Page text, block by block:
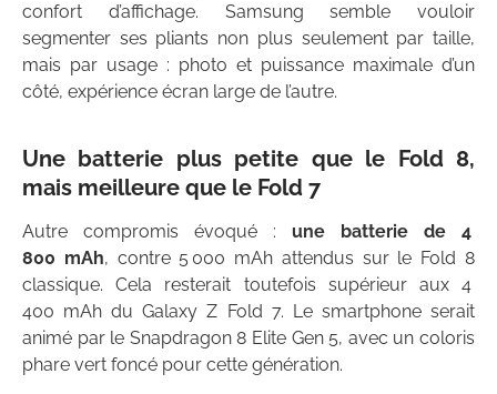
confort d’affichage. Samsung semble vouloir
segmenter ses pliants non plus seulement par taille,
mais par usage : photo et puissance maximale d’un
côté, expérience écran large de l’autre.
Une batterie plus petite que le Fold 8,
mais meilleure que le Fold 7
Autre compromis évoqué : une batterie de 4
800 mAh, contre 5 000 mAh attendus sur le Fold 8
classique. Cela resterait toutefois supérieur aux 4
400 mAh du Galaxy Z Fold 7. Le smartphone serait
animé par le Snapdragon 8 Elite Gen 5, avec un coloris
phare vert foncé pour cette génération.